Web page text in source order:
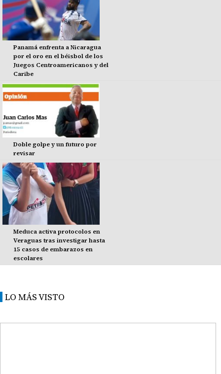
Panamá enfrenta a Nicaragua
por el oro en el béisbol de los
Juegos Centroamericanos y del
Caribe
Doble golpe y un futuro por
revisar
Meduca activa protocolos en
Veraguas tras investigar hasta
15 casos de embarazos en
escolares
LO MÁS VISTO